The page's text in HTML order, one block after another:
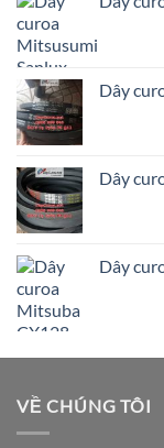
Dây
Dây
Dây
VỀ CHÚNG TÔI